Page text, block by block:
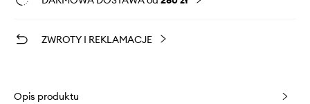
ZWROTY I REKLAMACJE
Opis produktu